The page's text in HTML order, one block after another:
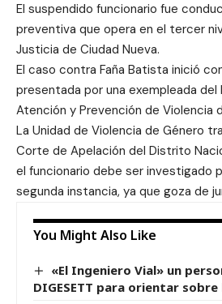
El suspendido funcionario fue
preventiva que opera en el tercer
Justicia de Ciudad Nueva.
El caso contra Faña Batista inició
presentada por una exempleada del
Atención y Prevención de Violencia
La Unidad de Violencia de Género
Corte de Apelación del Distrito
el funcionario debe ser investigado
segunda instancia, ya que goza de
You Might Also Like
«El Ingeniero Vial» un
DIGESETT para orientar sobre